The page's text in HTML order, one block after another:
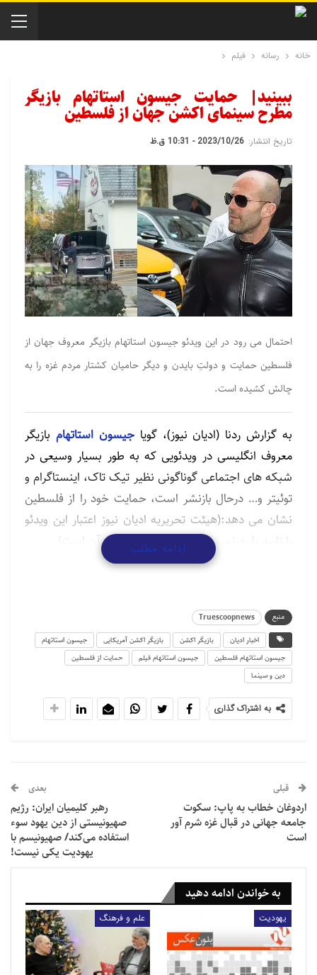
خانه رسانه فیلم
ببینید| حمایت جیسون استاتهام بازیگر
مطرح سینمای اکشن جهان از فلسطین
تاریخ انتشار: 2023/10/26 - 10:31 ق.ظ
احتمال می رود در این ویدئو جیسون استاتهام بازیگر معروف جهان از
فلسطین حمایت و دولتِ بایدن و دیگر حامیان کشتار مردم غزه را به
چالش کشیده است.
به گزارش ردنا (ادیان نیوز)، گویاجیسون استاتهام بازیگر
معروف انگلیسی در ویدئویی که به طور بسیار وسیعی در
شبکه های اجتماعی گوناگونی نظیر تیک تاک، اینستاگرام و
توئیتر و… درحال بازنشر است، حمایت خود را از فلسطین
نشان می دهد:(هیئت تحریریه ادیان نیوز اعتبار این ویدئو
را تایید یا رد نمی کند و فقط بازنشر کننده آن است)
گردهمایی پیروان ادیان توحیدی در آستانه نیمه شعبان
کارگردان ارمنی به وزیر ارشاد: به من گفتند فیلم های
شما…
ادامه مطلب
منبع
Truescoopnews
اخبار ادیان
بازیگر اکشن بازیگر اکشن آمریکایی
جیسون استاتهام
جیسون استاتهام فلسطین
جیسون استاتهام فیلم
حمایت از فلسطین
دین و سینما
به اشتراک گذاری
قبلی
اردوغان خطاب به پاپ: سکوت
جامعه جهانی در قبال غزه شرم آور
است
بعدی
رهبر کلیمیان ایران: رژیم
صهیونیستی از دین یهود سوء
استفاده می‌کند/ صهیونیسم با
یهودیت یکی نیست!
به خواندن ادامه دهید
یهودیت علم و فرهنگ